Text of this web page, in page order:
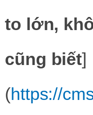
to lớn,
cũng biết]
(https://